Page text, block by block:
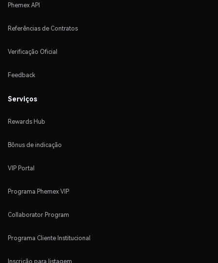
Phemex API
Referências de Contratos
Verificação Oficial
Feedback
Serviços
Rewards Hub
Bônus de indicação
VIP Portal
Programa Phemex VIP
Collaborator Program
Programa Cliente Institucional
Inscrição para listagem